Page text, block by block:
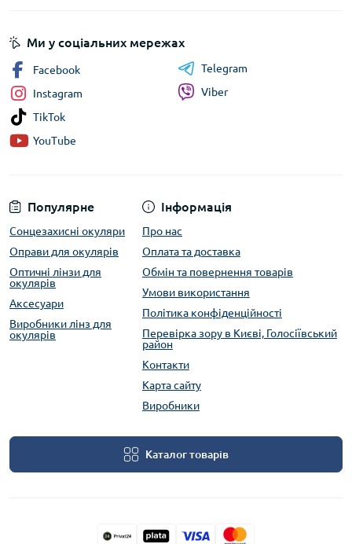
Популярне
Сонцезахисні окуляри
Оправи для окулярів
Оптичні лінзи для
окулярів
Аксесуари
Виробники лінз для
окулярів
Інформація
Про нас
Оплата та доставка
Обмін та повернення товарів
Умови використання
Політика конфіденційності
Перевірка зору в Києві, Голосіївський
район
Контакти
Карта сайту
Виробники
Каталог товарів
Ми у соціальних мережах
Facebook
Instagram
TikTok
YouTube
Telegram
Viber